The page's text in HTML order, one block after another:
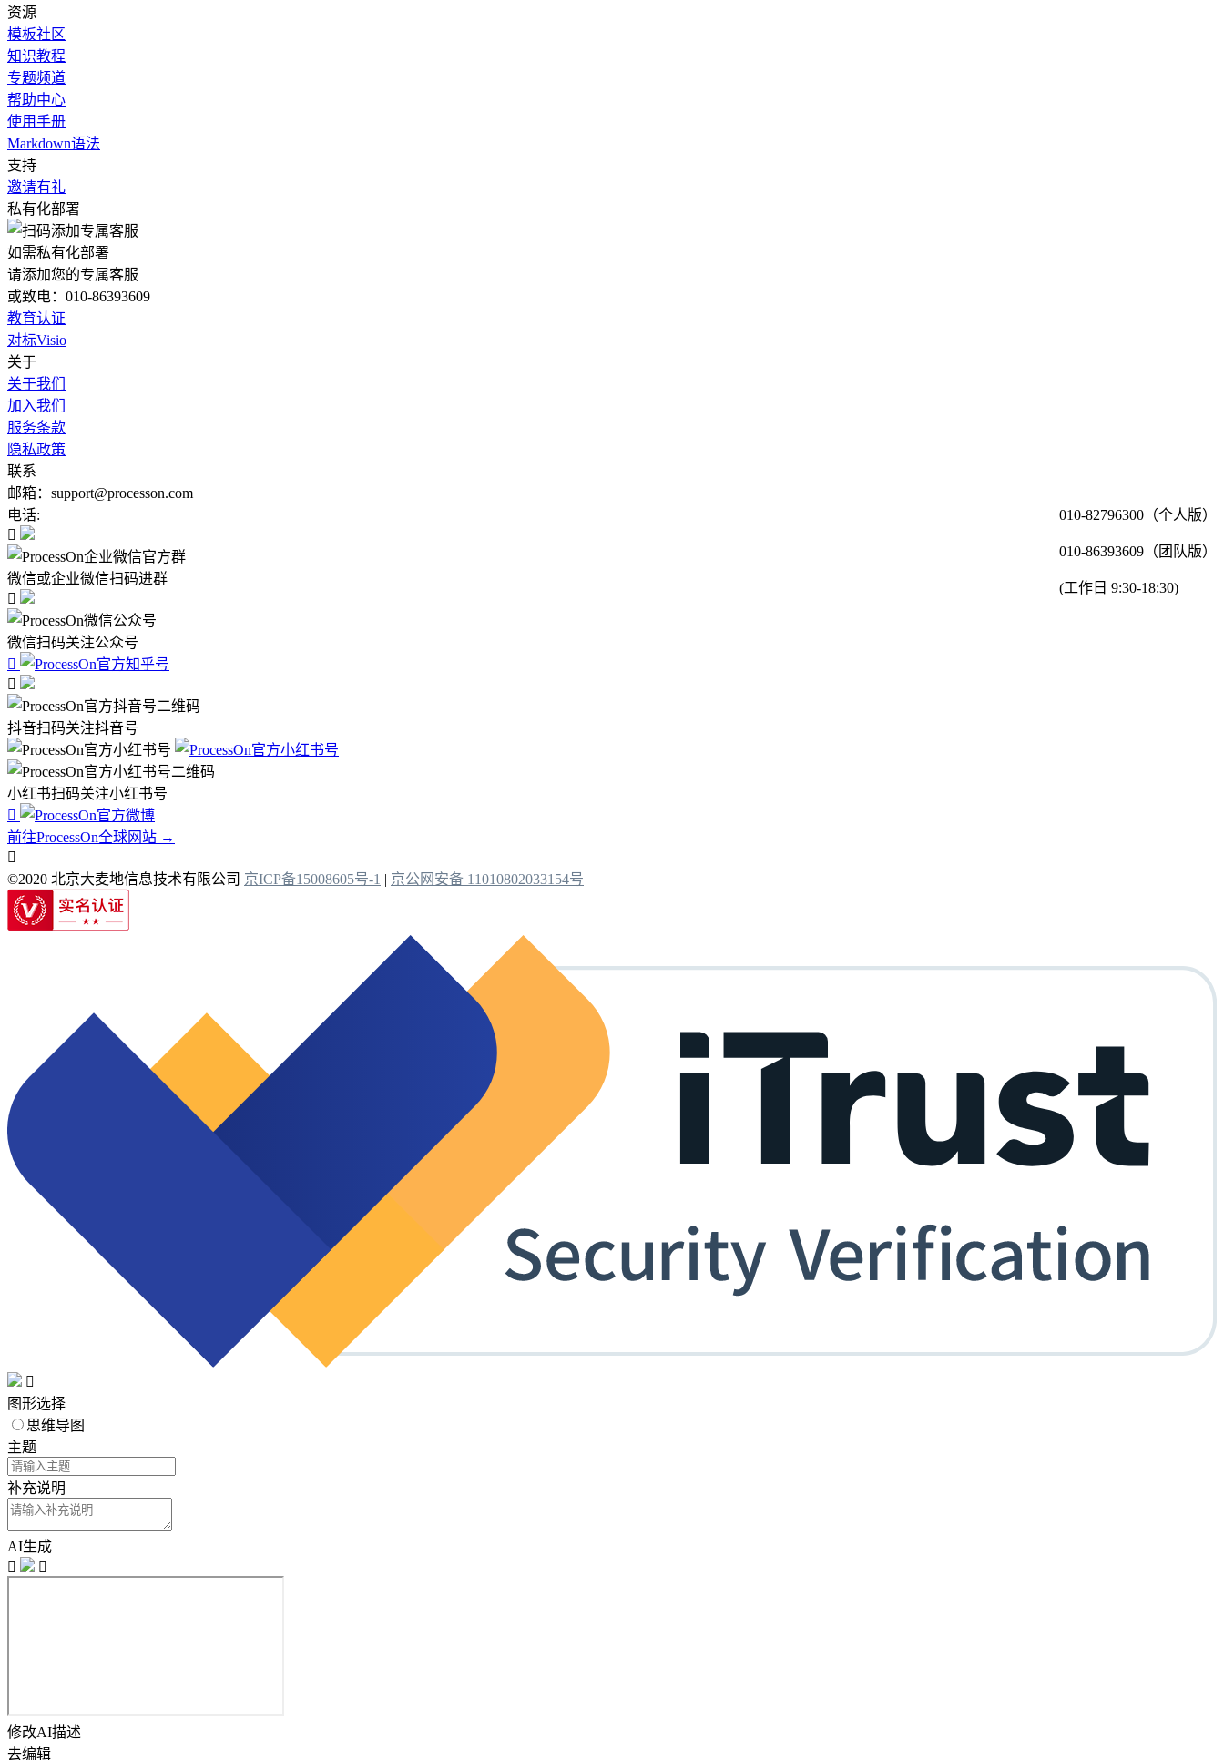
资源
模板社区
知识教程
专题频道
帮助中心
使用手册
Markdown语法
支持
邀请有礼
私有化部署
如需私有化部署
请添加您的专属客服
或致电：010-86393609
教育认证
对标Visio
关于
关于我们
加入我们
服务条款
隐私政策
联系
邮箱：support@processon.com
电话:
010-82796300（个人版）
010-86393609（团队版）
(工作日 9:30-18:30)

微信或企业微信扫码进群

微信扫码关注公众号


抖音扫码关注抖音号
小红书扫码关注小红书号

前往ProcessOn全球网站 →

©2020 北京大麦地信息技术有限公司 京ICP备15008605号-1 | 京公网安备 11010802033154号

图形选择
思维导图
主题
补充说明
AI生成


修改AI描述
去编辑